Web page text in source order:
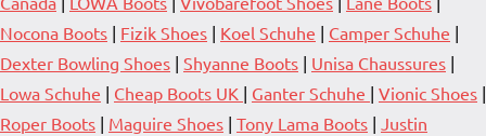
Nocona Boots | Fizik Shoes | Koel Schuhe | Camper Schuhe |
Dexter Bowling Shoes | Shyanne Boots | Unisa Chaussures |
Lowa Schuhe | Cheap Boots UK | Ganter Schuhe | Vionic Shoes |
Roper Boots | Maguire Shoes | Tony Lama Boots | Justin